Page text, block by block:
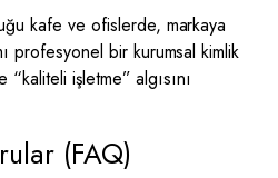
kafe ve ofislerde, markaya
profesyonel bir kurumsal kimlik
işletme” algısını
(FAQ)